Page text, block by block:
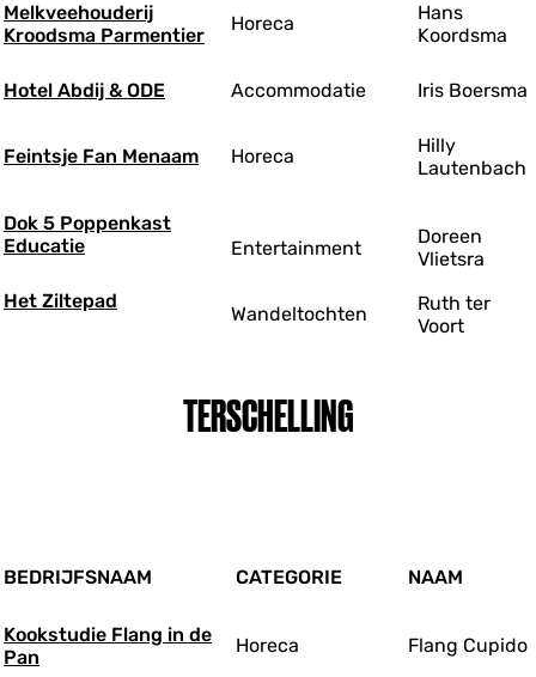
Melkveehouderij
Kroodsma Parmentier
Horeca
Hans
Koordsma
Hotel Abdij & ODE Accommodatie Iris Boersma
Feintsje Fan Menaam Horeca
Hilly
Lautenbach
Dok 5 Poppenkast
Educatie
Entertainment
Doreen
Vlietsra
Het Ziltepad
Wandeltochten
Ruth ter
Voort
TERSCHELLING
BEDRIJFSNAAM CATEGORIE NAAM
Kookstudie Flang in de
Pan
Horeca Flang Cupido